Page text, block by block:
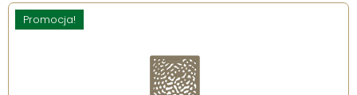
Promocja!